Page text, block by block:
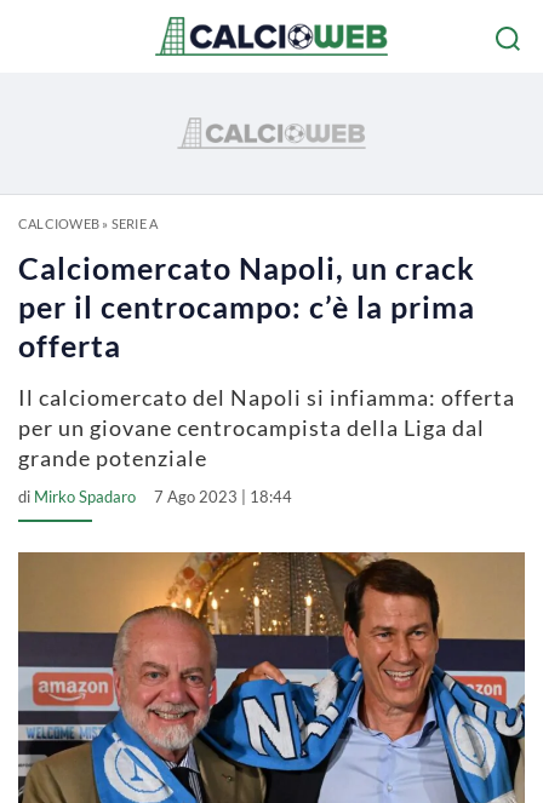
CALCIOWEB» SERIE A
Calciomercato Napoli, un crack
per il centrocampo: c’è la prima
offerta
Il calciomercato del Napoli si infiamma: offerta
per un giovane centrocampista della Liga dal
grande potenziale
di Mirko Spadaro 7 Ago 2023 | 18:44